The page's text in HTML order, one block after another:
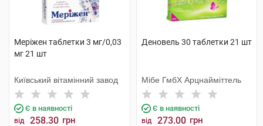
Меріжен таблетки 3 мг/0,03
мг 21 шт
Київський вітамінний завод
Є в наявності
від 258.30 грн
Деновель 30 таблетки 21 шт
Мібе ГмбХ Арцнайміттель
Є в наявності
від 273.00 грн